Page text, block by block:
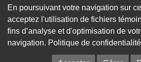
Dimanche :
Fermé
Facebook Twitter
En poursuivant votre navigation sur
acceptez l'utilisation de fichiers
fins d’analyse et d'optimisation de
navigation. Politique de